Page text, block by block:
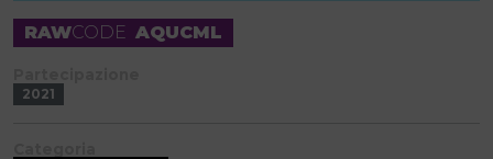
RAWCODE AQUCML
2021